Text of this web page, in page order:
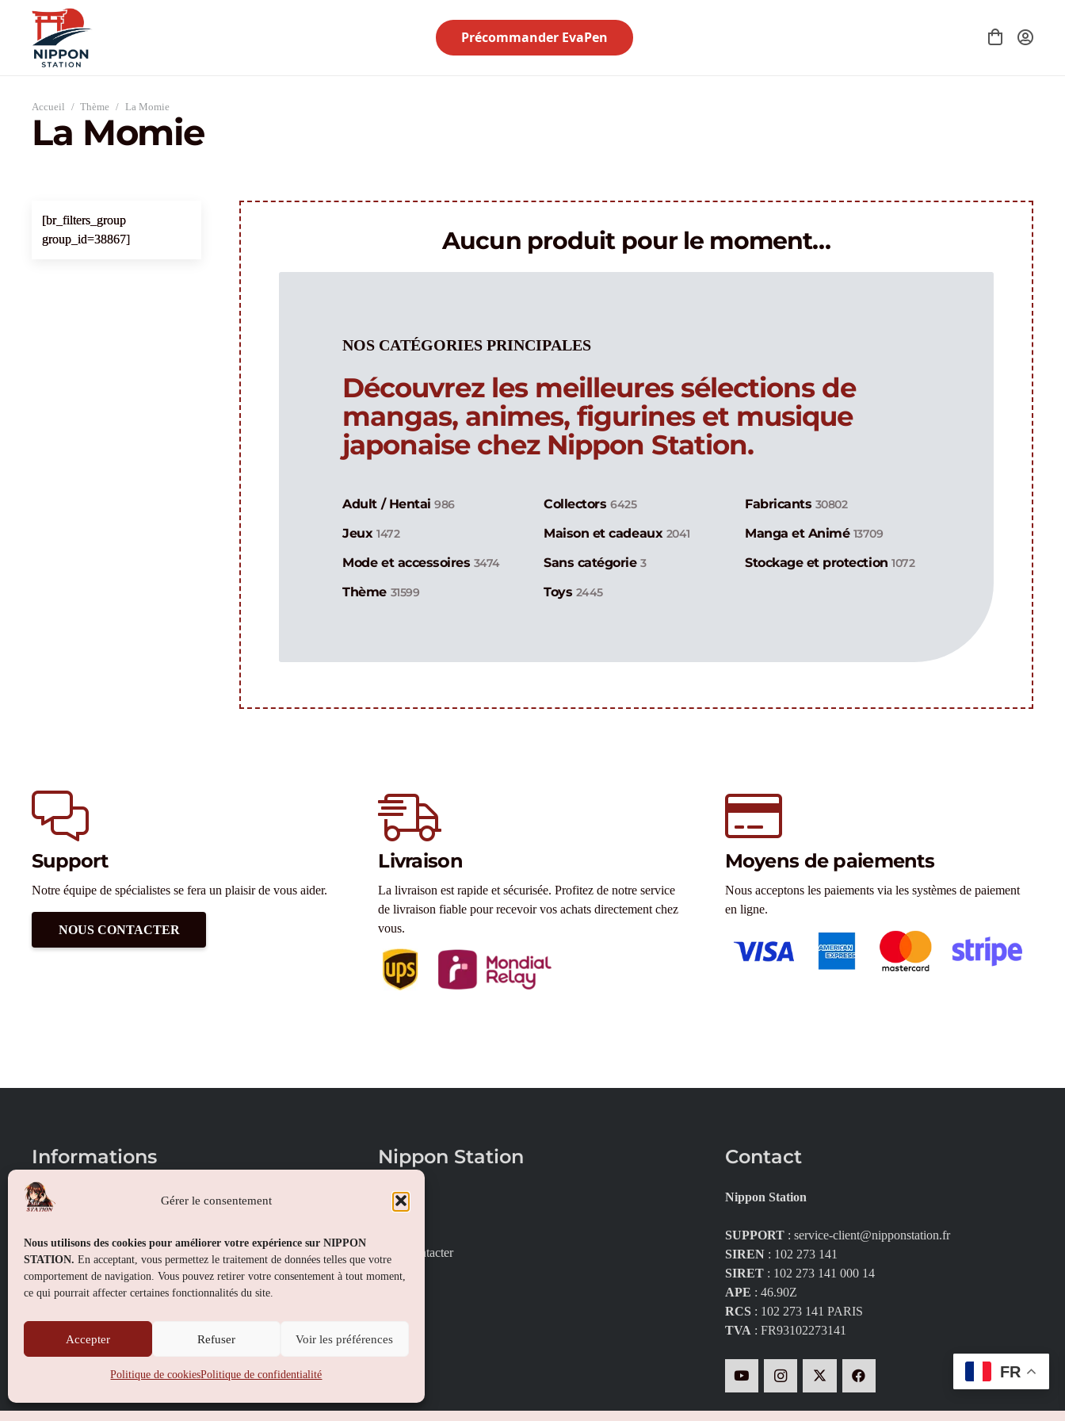
Gérer le consentement
Nous utilisons des cookies pour améliorer votre expérience sur NIPPON
STATION. En acceptant, vous permettez le traitement de données telles que votre
comportement de navigation. Vous pouvez retirer votre consentement à tout moment,
ce qui pourrait affecter certaines fonctionnalités du site.
Accepter Refuser Voir les préférences
Politique de cookiesPolitique de confidentialité
Précommander EvaPen
Accueil / Thème / La Momie
La Momie
[br_filters_group
group_id=38867]
Aucun produit pour le moment…
NOS CATÉGORIES PRINCIPALES
Découvrez les meilleures sélections de
mangas, animes, figurines et musique
japonaise chez Nippon Station.
Adult / Hentai986 Collectors 6425 Fabricants 30802
Jeux 1472 Maison et cadeaux 2041 Manga et Animé 13709
Mode et accessoires 3474 Sans catégorie3 Stockage et protection1072
Thème 31599 Toys 2445
Support
Notre équipe de spécialistes se fera un plaisir de vous aider.
NOUS CONTACTER
Livraison
La livraison est rapide et sécurisée. Profitez de notre service
de livraison fiable pour recevoir vos achats directement chez
vous.
Moyens de paiements
Nous acceptons les paiements via les systèmes de paiement
en ligne.
Informations
Conditions générales de vente
Politique de confidentialité
Politique de cookies (UE)
Nippon Station
À propos
Nous contacter
Contact
Nippon Station
SUPPORT: service-client@nipponstation.fr
SIREN: 102 273 141
SIRET: 102 273 141 000 14
APE : 46.90Z
RCS: 102 273 141 PARIS
TVA: FR93102273141
FR